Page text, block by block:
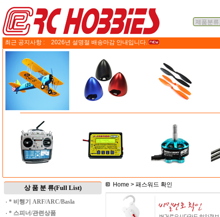
최근 공지사항 : 2026년 설명절 배송마감 안내입니다.
상 품 분 류(Full List)
· * 비행기 ARF/ARC/Basla
· * 스피너/관련상품
Home > 패스워드 확인